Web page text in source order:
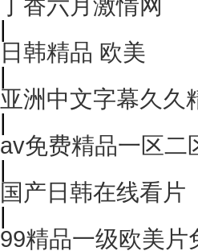
|
日韩精品 欧美
|
亚洲中文字幕久久
|
av免费精品一区二
|
国产日韩在线看片
|
99精品一级欧美片